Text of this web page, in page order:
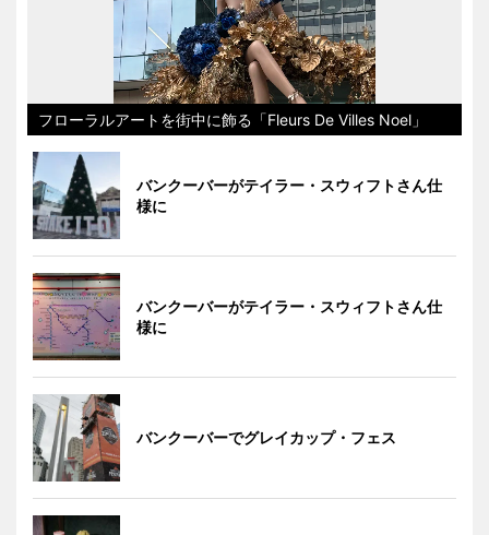
フローラルアートを街中に飾る「Fleurs De Villes Noel」
バンクーバーがテイラー・スウィフトさん仕
様に
バンクーバーがテイラー・スウィフトさん仕
様に
バンクーバーでグレイカップ・フェス